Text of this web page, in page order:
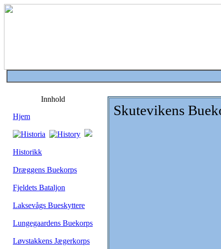
Innhold
Hjem
Historikk
Dræggens Buekorps
Fjeldets Bataljon
Laksevågs Bueskyttere
Lungegaardens Buekorps
Løvstakkens Jægerkorps
Skutevikens